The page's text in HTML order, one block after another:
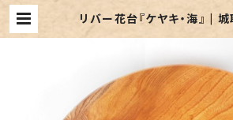
リバー花台『ケヤキ・海』 |